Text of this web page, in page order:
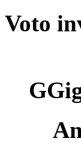
Voto